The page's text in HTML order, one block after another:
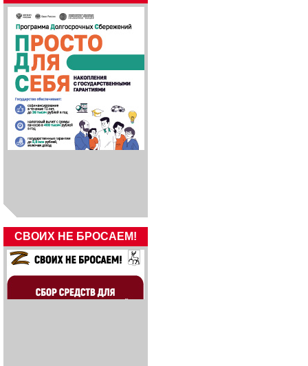
СВОИХ НЕ БРОСАЕМ!